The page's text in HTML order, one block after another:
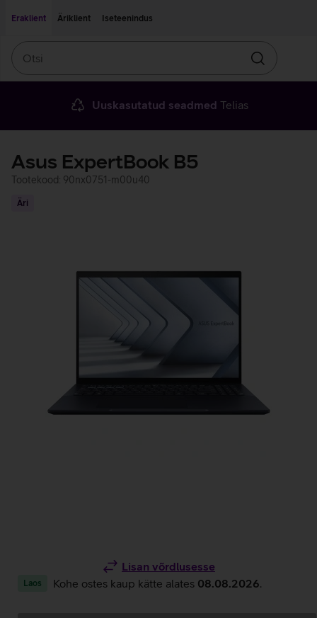
Eraklient
Äriklient Iseteenindus
Otsin
Uuskasutatud seadmed Telias
Asus ExpertBook B5
Tootekood: 90nx0751-m00u40
Äri
Lisan võrdlusesse
Laos Kohe ostes kaup kätte alates 08.08.2026